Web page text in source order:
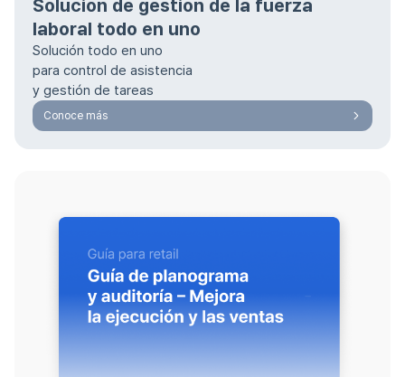
Solución de gestión de la fuerza
laboral todo en uno
Solución todo en uno
para control de asistencia
y gestión de tareas
Conoce más